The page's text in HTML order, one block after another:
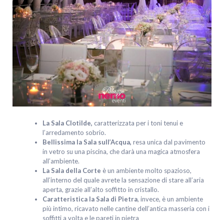
La Sala Clotilde, caratterizzata per i toni tenui e
l’arredamento sobrio.
Bellissima la Sala sull’Acqua, resa unica dal pavimento
in vetro su una piscina, che darà una magica atmosfera
all’ambiente.
La Sala della Corte è un ambiente molto spazioso,
all’interno del quale avrete la sensazione di stare all’aria
aperta, grazie all’alto soffitto in cristallo.
Caratteristica la Sala di Pietra, invece, è un ambiente
più intimo, ricavato nelle cantine dell’antica masseria con i
soffitti a volta e le pareti in pietra